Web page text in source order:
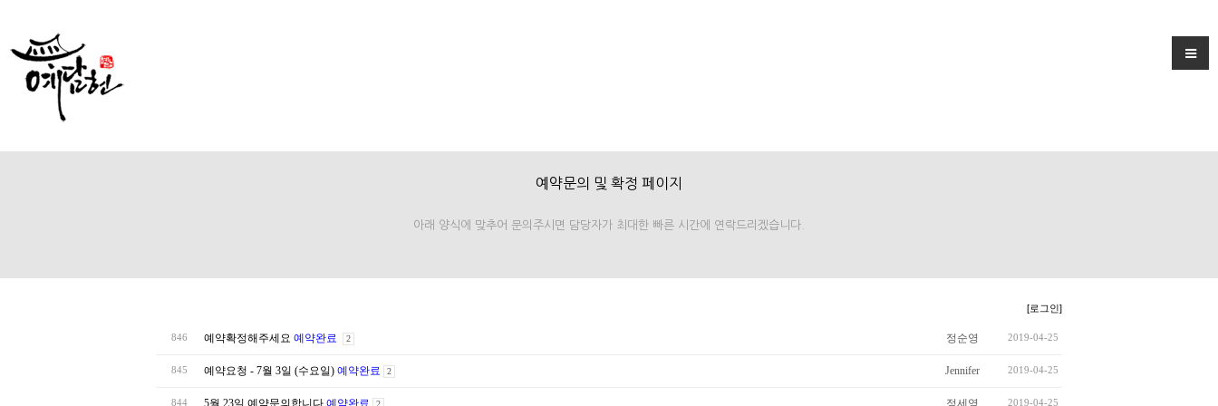
예약문의 및 확정 페이지
아래 양식에 맞추어 문의주시면 담당자가 최대한 빠른 시간에 연락드리겠습니다.
[로그인]
846 예약확정해주세요 예약완료 2 정순영 2019-04-25
845 예약요청 - 7월 3일 (수요일) 예약완료 2 Jennifer 2019-04-25
844 5월 23일 예약문의합니다 예약완료 2 정세영 2019-04-25